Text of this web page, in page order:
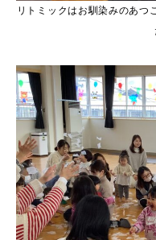
リトミックはお馴染みのあつ